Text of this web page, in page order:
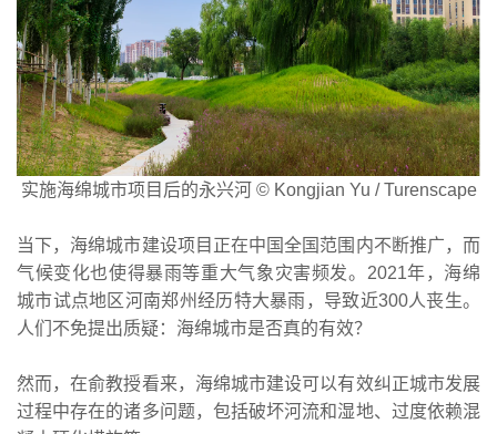
实施海绵城市项目后的永兴河 © Kongjian Yu / Turenscape
当下，海绵城市建设项目正在中国全国范围内不断推广，而
气候变化也使得暴雨等重大气象灾害频发。2021年，海绵
城市试点地区河南郑州经历特大暴雨，导致近300人丧生。
人们不免提出质疑：海绵城市是否真的有效？
然而，在俞教授看来，海绵城市建设可以有效纠正城市发展
过程中存在的诸多问题，包括破坏河流和湿地、过度依赖混